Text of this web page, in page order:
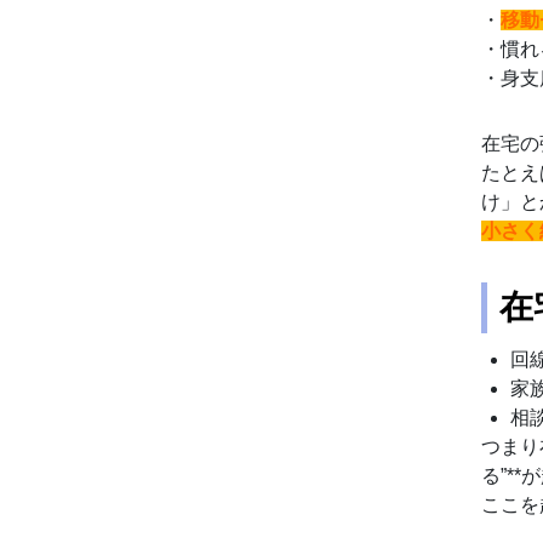
・ 移
・慣
・身
在宅
たと
け」
小さ
在
回
家
相
つま
る”**
ここ